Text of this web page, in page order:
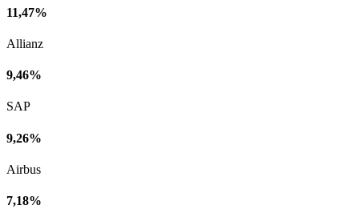
11,47%
Allianz
9,46%
SAP
9,26%
Airbus
7,18%